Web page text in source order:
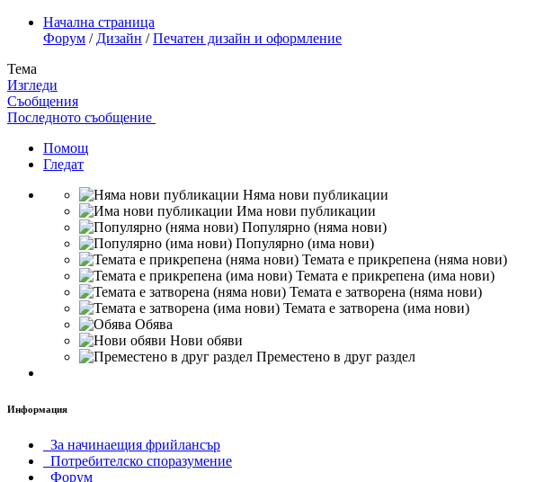
Начална страница
Форум / Дизайн /Печатен дизайн и оформление
Тема
Изгледи
Съобщения
Последното съобщение
Помощ
Гледат
Няма нови публикации
Има нови публикации
Популярно (няма нови)
Популярно (има нови)
Темата е прикрепена (няма нови)
Темата е прикрепена (има нови)
Темата е затворена (няма нови)
Темата е затворена (има нови)
Обява
Нови обяви
Преместено в друг раздел
Информация
За начинаещия фрийлансър
Потребителско споразумение
Форум